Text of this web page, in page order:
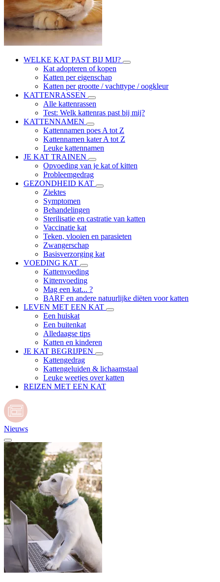
WELKE KAT PAST BIJ MIJ?
Kat adopteren of kopen
Katten per eigenschap
Katten per grootte / vachttype / oogkleur
KATTENRASSEN
Alle kattenrassen
Test: Welk kattenras past bij mij?
KATTENNAMEN
Kattennamen poes A tot Z
Kattennamen kater A tot Z
Leuke kattennamen
JE KAT TRAINEN
Opvoeding van je kat of kitten
Probleemgedrag
GEZONDHEID KAT
Ziektes
Symptomen
Behandelingen
Sterilisatie en castratie van katten
Vaccinatie kat
Teken, vlooien en parasieten
Zwangerschap
Basisverzorging kat
VOEDING KAT
Kattenvoeding
Kittenvoeding
Mag een kat... ?
BARF en andere natuurlijke diëten voor katten
LEVEN MET EEN KAT
Een huiskat
Een buitenkat
Alledaagse tips
Katten en kinderen
JE KAT BEGRIJPEN
Kattengedrag
Kattengeluiden & lichaamstaal
Leuke weetjes over katten
REIZEN MET EEN KAT
Nieuws